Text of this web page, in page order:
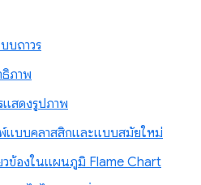
บถาวร
ภาพ
แสดงรูปภาพ
แบบคลาสสิกและแบบสมัยใหม่
วข้องในแผนภูมิ Flame Chart